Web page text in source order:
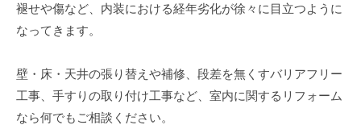
褪せや傷など、内装における経年劣化が徐々に目立つように
なってきます。
壁・床・天井の張り替えや補修、段差を無くすバリアフリー
工事、手すりの取り付け工事など、室内に関するリフォーム
なら何でもご相談ください。